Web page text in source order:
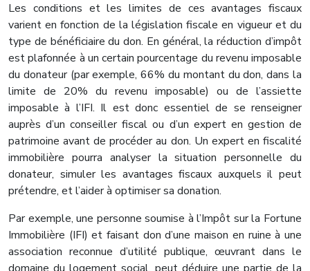
Les conditions et les limites de ces avantages fiscaux
varient en fonction de la législation fiscale en vigueur et du
type de bénéficiaire du don. En général, la réduction d’impôt
est plafonnée à un certain pourcentage du revenu imposable
du donateur (par exemple, 66% du montant du don, dans la
limite de 20% du revenu imposable) ou de l’assiette
imposable à l’IFI. Il est donc essentiel de se renseigner
auprès d’un conseiller fiscal ou d’un expert en gestion de
patrimoine avant de procéder au don. Un expert en fiscalité
immobilière pourra analyser la situation personnelle du
donateur, simuler les avantages fiscaux auxquels il peut
prétendre, et l’aider à optimiser sa donation.
Par exemple, une personne soumise à l’Impôt sur la Fortune
Immobilière (IFI) et faisant don d’une maison en ruine à une
association reconnue d’utilité publique, œuvrant dans le